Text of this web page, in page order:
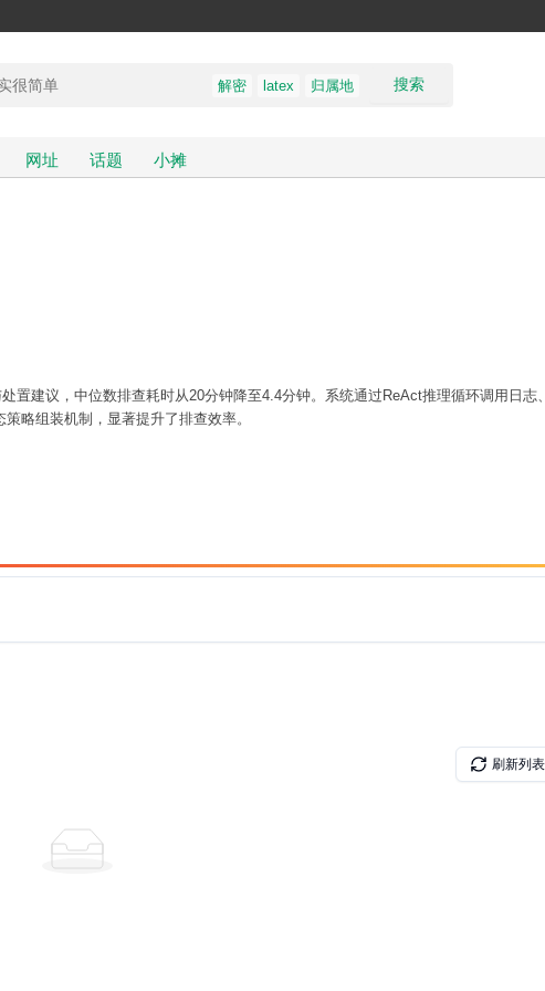
搜索
解密 latex 归属地
网址 话题 小摊
置建议，中位数排查耗时从20分钟降至4.4分钟。系统通过ReAct推理循环调用日志、
略组装机制，显著提升了排查效率。